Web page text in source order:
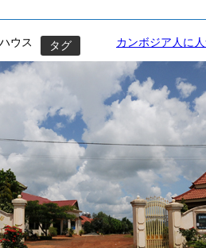
ウス タグ カンボジア人に